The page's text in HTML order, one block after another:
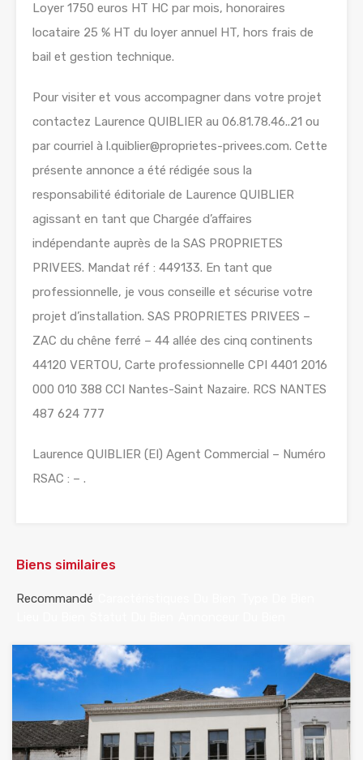
Loyer 1750 euros HT HC par mois, honoraires
locataire 25 % HT du loyer annuel HT, hors frais de
bail et gestion technique.
Pour visiter et vous accompagner dans votre projet
contactez Laurence QUIBLIER au 06.81.78.46..21 ou
par courriel à l.quiblier@proprietes-privees.com. Cette
présente annonce a été rédigée sous la
responsabilité éditoriale de Laurence QUIBLIER
agissant en tant que Chargée d’affaires
indépendante auprès de la SAS PROPRIETES
PRIVEES. Mandat réf : 449133. En tant que
professionnelle, je vous conseille et sécurise votre
projet d’installation. SAS PROPRIETES PRIVEES –
ZAC du chêne ferré – 44 allée des cinq continents
44120 VERTOU, Carte professionnelle CPI 4401 2016
000 010 388 CCI Nantes-Saint Nazaire. RCS NANTES
487 624 777
Laurence QUIBLIER (EI) Agent Commercial – Numéro
RSAC : – .
Biens similaires
Recommandé